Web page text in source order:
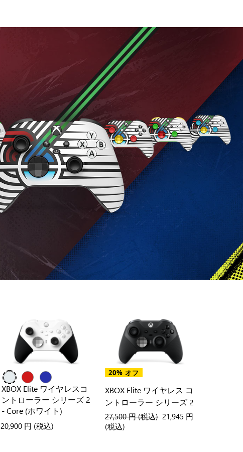
XBOX Elite ワイヤレスコ
ントローラー シリーズ 2
- Core (ホワイト)
20,900 円 (税込)
20% オフ
XBOX Elite ワイヤレス コ
ントローラー シリーズ 2
以前の価格
27,500 円(税込) 現在の価格
21,945 円
(税込)